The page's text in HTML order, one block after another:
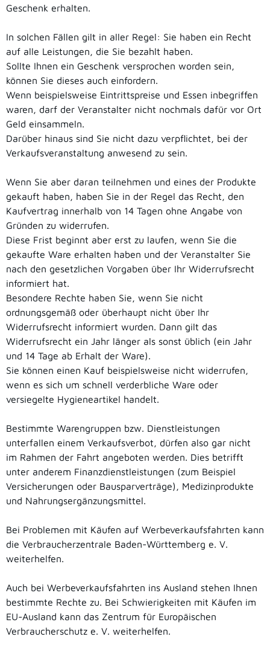
Geschenk erhalten.
In solchen Fällen gilt in aller Regel: Sie haben ein Recht
auf alle Leistungen, die Sie bezahlt haben.
Sollte Ihnen ein Geschenk versprochen worden sein,
können Sie dieses auch einfordern.
Wenn beispielsweise Eintrittspreise und Essen inbegriffen
waren, darf der Veranstalter nicht nochmals dafür vor Ort
Geld einsammeln.
Darüber hinaus sind Sie nicht dazu verpflichtet, bei der
Verkaufsveranstaltung anwesend zu sein.
Wenn Sie aber daran teilnehmen und eines der Produkte
gekauft haben, haben Sie in der Regel das Recht, den
Kaufvertrag innerhalb von 14 Tagen ohne Angabe von
Gründen zu widerrufen.
Diese Frist beginnt aber erst zu laufen, wenn Sie die
gekaufte Ware erhalten haben und der Veranstalter Sie
nach den gesetzlichen Vorgaben über Ihr Widerrufsrecht
informiert hat.
Besondere Rechte haben Sie, wenn Sie nicht
ordnungsgemäß oder überhaupt nicht über Ihr
Widerrufsrecht informiert wurden. Dann gilt das
Widerrufsrecht ein Jahr länger als sonst üblich (ein Jahr
und 14 Tage ab Erhalt der Ware).
Sie können einen Kauf beispielsweise nicht widerrufen,
wenn es sich um schnell verderbliche Ware oder
versiegelte Hygieneartikel handelt.
Bestimmte Warengruppen bzw. Dienstleistungen
unterfallen einem Verkaufsverbot, dürfen also gar nicht
im Rahmen der Fahrt angeboten werden. Dies betrifft
unter anderem Finanzdienstleistungen (zum Beispiel
Versicherungen oder Bausparverträge), Medizinprodukte
und Nahrungsergänzungsmittel.
Bei Problemen mit Käufen auf Werbeverkaufsfahrten kann
die Verbraucherzentrale Baden-Württemberg e. V.
weiterhelfen.
Auch bei Werbeverkaufsfahrten ins Ausland stehen Ihnen
bestimmte Rechte zu. Bei Schwierigkeiten mit Käufen im
EU-Ausland kann das Zentrum für Europäischen
Verbraucherschutz e. V. weiterhelfen.